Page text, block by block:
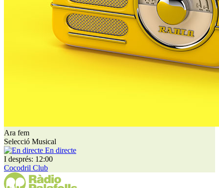
Ara fem
Selecció Musical
En directe
I després: 12:00
Cocodril Club